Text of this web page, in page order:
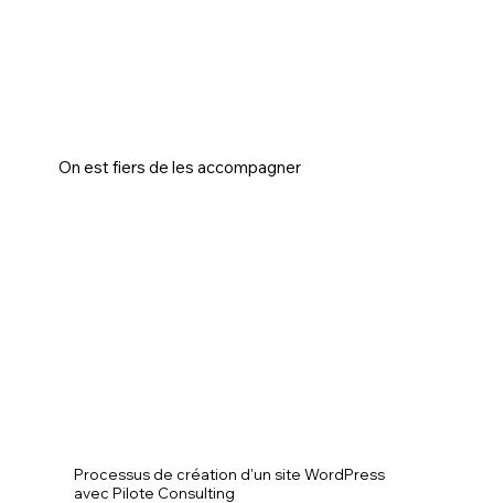
On est fiers de les accompagner
Processus de création d'un site WordPress
avec Pilote Consulting